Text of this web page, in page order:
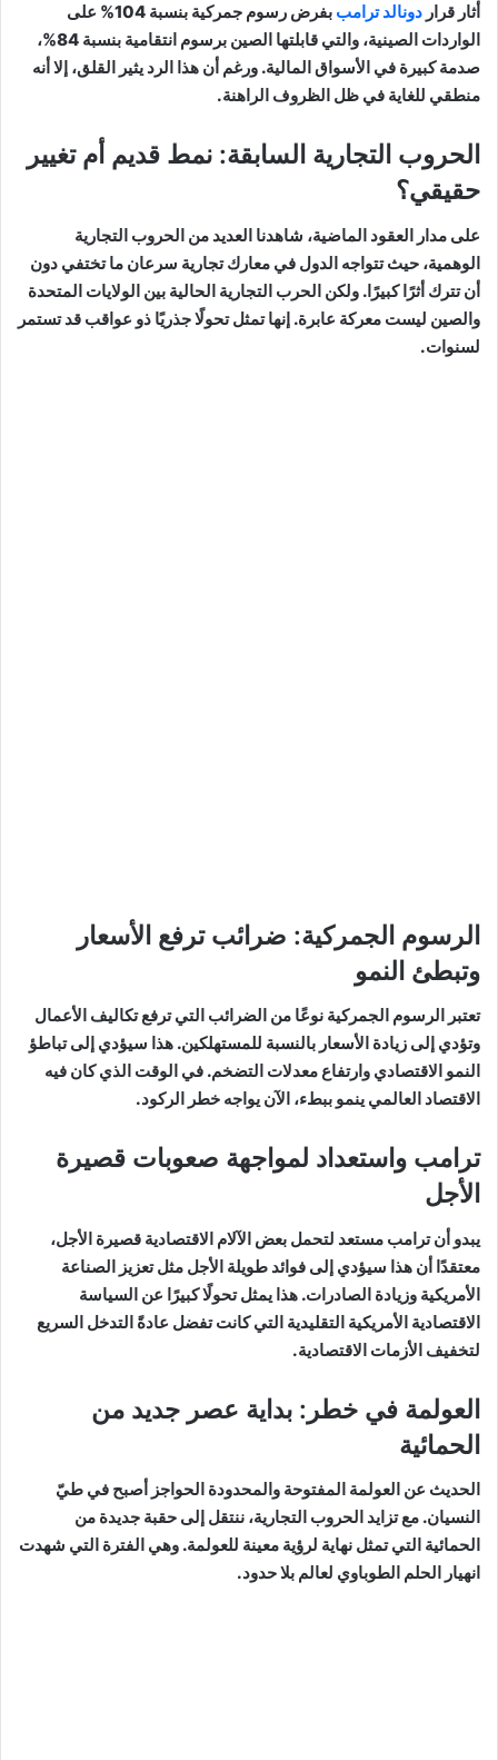
أثار قرار دونالد ترامب
بفرض رسوم جمركية بنسبة 104% على
الواردات الصينية، والتي قابلتها الصين برسوم انتقامية بنسبة 84%،
صدمة كبيرة في الأسواق المالية. ورغم أن هذا الرد يثير القلق، إلا أنه
منطقي للغاية في ظل الظروف الراهنة.
الحروب التجارية السابقة: نمط قديم أم تغيير
حقيقي؟
على مدار العقود الماضية، شاهدنا العديد من الحروب التجارية
الوهمية، حيث تتواجه الدول في معارك تجارية سرعان ما تختفي دون
أن تترك أثرًا كبيرًا. ولكن الحرب التجارية الحالية بين الولايات المتحدة
والصين ليست معركة عابرة. إنها تمثل تحولًا جذريًا ذو عواقب قد تستمر
لسنوات.
الرسوم الجمركية: ضرائب ترفع الأسعار
وتبطئ النمو
تعتبر الرسوم الجمركية نوعًا من الضرائب التي ترفع تكاليف الأعمال
وتؤدي إلى زيادة الأسعار بالنسبة للمستهلكين. هذا سيؤدي إلى تباطؤ
النمو الاقتصادي وارتفاع معدلات التضخم. في الوقت الذي كان فيه
الاقتصاد العالمي ينمو ببطء، الآن يواجه خطر الركود.
ترامب واستعداد لمواجهة صعوبات قصيرة
الأجل
يبدو أن ترامب مستعد لتحمل بعض الآلام الاقتصادية قصيرة الأجل،
معتقدًا أن هذا سيؤدي إلى فوائد طويلة الأجل مثل تعزيز الصناعة
الأمريكية وزيادة الصادرات. هذا يمثل تحولًا كبيرًا عن السياسة
الاقتصادية الأمريكية التقليدية التي كانت تفضل عادةً التدخل السريع
لتخفيف الأزمات الاقتصادية.
العولمة في خطر: بداية عصر جديد من
الحمائية
الحديث عن العولمة المفتوحة والمحدودة الحواجز أصبح في طيّ
النسيان. مع تزايد الحروب التجارية، ننتقل إلى حقبة جديدة من
الحمائية التي تمثل نهاية لرؤية معينة للعولمة. وهي الفترة التي شهدت
انهيار الحلم الطوباوي لعالم بلا حدود.